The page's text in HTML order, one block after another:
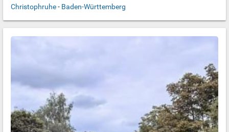
Christophruhe- Baden-Württemberg